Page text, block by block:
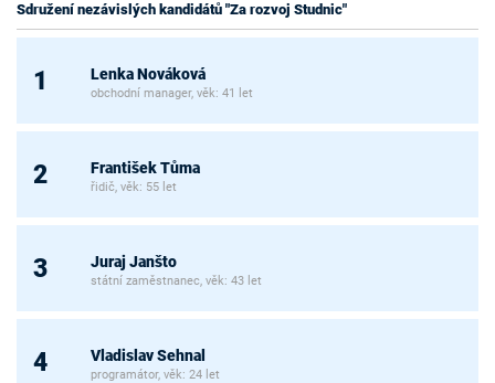
Sdružení nezávislých kandidátů "Za rozvoj Studnic"
1 Lenka Nováková
obchodní manager, věk: 41 let
2 František Tůma
řidič, věk: 55 let
3 Juraj Janšto
státní zaměstnanec, věk: 43 let
4 Vladislav Sehnal
programátor, věk: 24 let